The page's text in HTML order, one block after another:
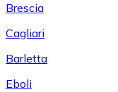
Brescia
Cagliari
Barletta
Eboli